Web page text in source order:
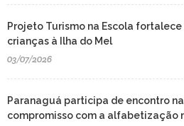
Projeto Turismo na Escola
crianças à Ilha do Mel
03/07/2026
Paranaguá participa de encontro
compromisso com a alfabetização